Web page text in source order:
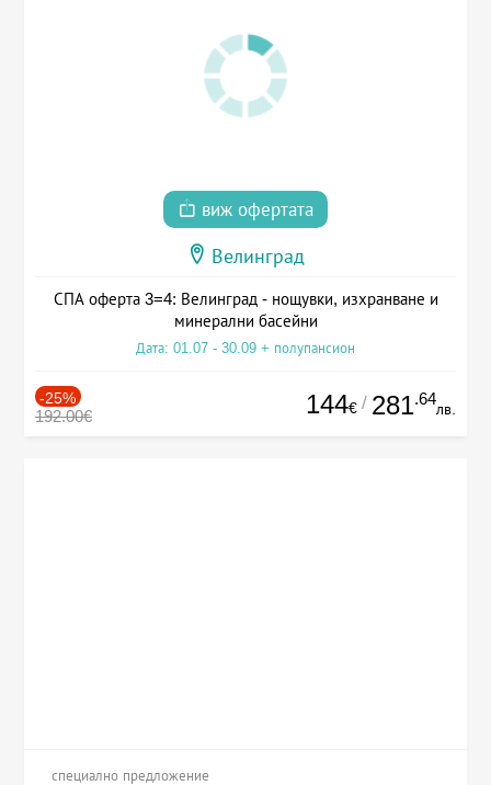
виж офертата
Велинград
СПА оферта 3=4: Велинград - нощувки, изхранване и
минерални басейни
Дата: 01.07 - 30.09 + полупансион
-25%
192.00€ 144€ / 281.64
лв.
специално предложение